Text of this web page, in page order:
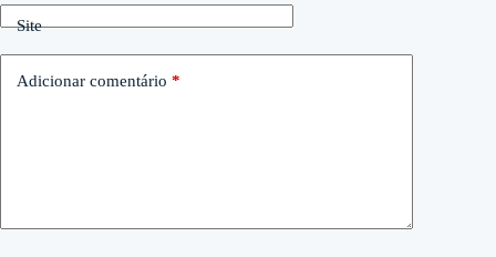
Site
Adicionar comentário *